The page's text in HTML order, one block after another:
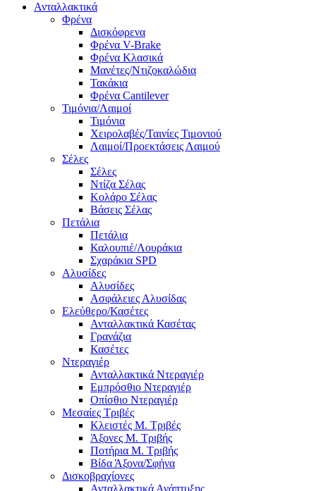
Ανταλλακτικά
Φρένα
Δισκόφρενα
Φρένα V-Brake
Φρένα Κλασικά
Μανέτες/Ντιζοκαλώδια
Τακάκια
Φρένα Cantilever
Τιμόνια/Λαιμοί
Τιμόνια
Χειρολαβές/Ταινίες Τιμονιού
Λαιμοί/Προεκτάσεις Λαιμού
Σέλες
Σέλες
Ντίζα Σέλας
Κολάρο Σέλας
Βάσεις Σέλας
Πετάλια
Πετάλια
Καλουπιέ/Λουράκια
Σχαράκια SPD
Αλυσίδες
Αλυσίδες
Ασφάλειες Αλυσίδας
Ελεύθερο/Κασέτες
Ανταλλακτικά Κασέτας
Γρανάζια
Κασέτες
Ντεραγιέρ
Ανταλλακτικά Ντεραγιέρ
Εμπρόσθιο Ντεραγιέρ
Οπίσθιο Ντεραγιέρ
Μεσαίες Τριβές
Κλειστές Μ. Τριβές
Άξονες Μ. Τριβής
Ποτήρια Μ. Τριβής
Βίδα Άξονα/Σφήνα
Δισκοβραχίονες
Ανταλλακτικά Ανάπτυξης